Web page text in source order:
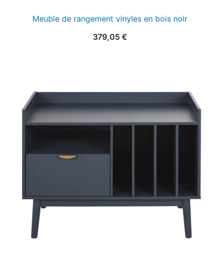
Meuble de rangement vinyles en bois noir
379,05 €